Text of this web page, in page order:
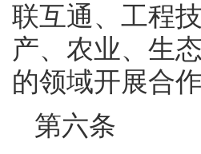
联互通、工程
产、农业、生
的领域开展合作
第六条